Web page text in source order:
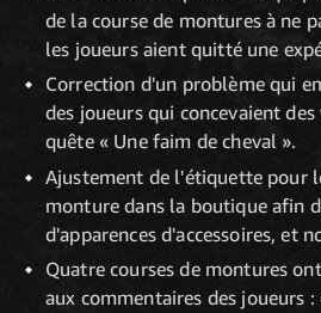
de la course de montures à ne
les joueurs aient quitté une
Correction d'un problème qui
des joueurs qui concevaient
quête « Une faim de cheval ».
Ajustement de l'étiquette pour
monture dans la boutique afin
d'apparences d'accessoires, et
Quatre courses de montures
aux commentaires des joueurs